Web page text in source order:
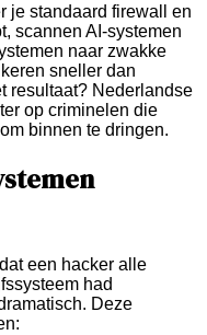
je standaard firewall en
scannen AI-systemen
naar zwakke
sneller dan
resultaat? Nederlandse
op criminelen die
binnen te dringen.
een hacker alle
had
Deze